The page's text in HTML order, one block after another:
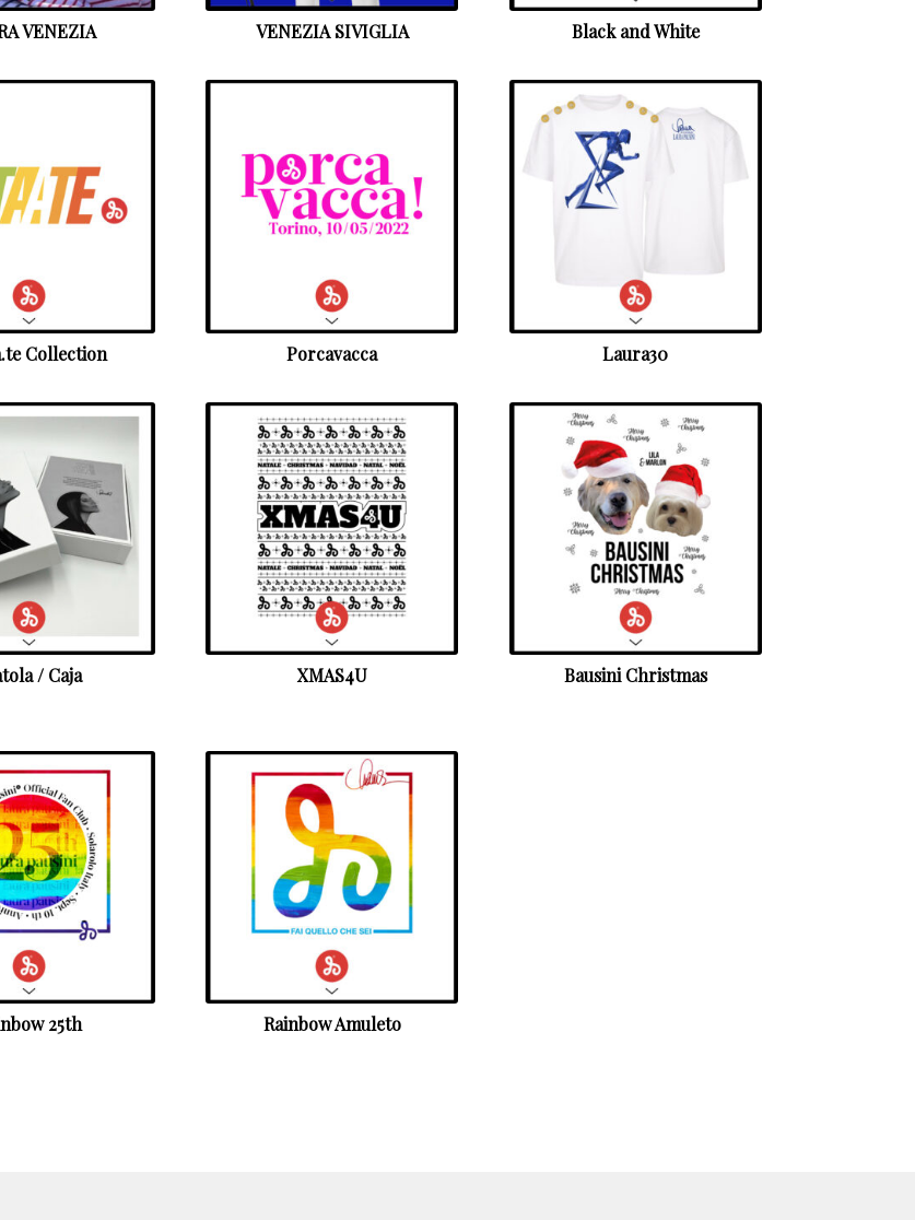
VENEZIA VENEZIA SIVIGLIA Black and White
Collection Porcavacca Laura30
/ Caja XMAS4U Bausini Christmas
25th Rainbow Amuleto